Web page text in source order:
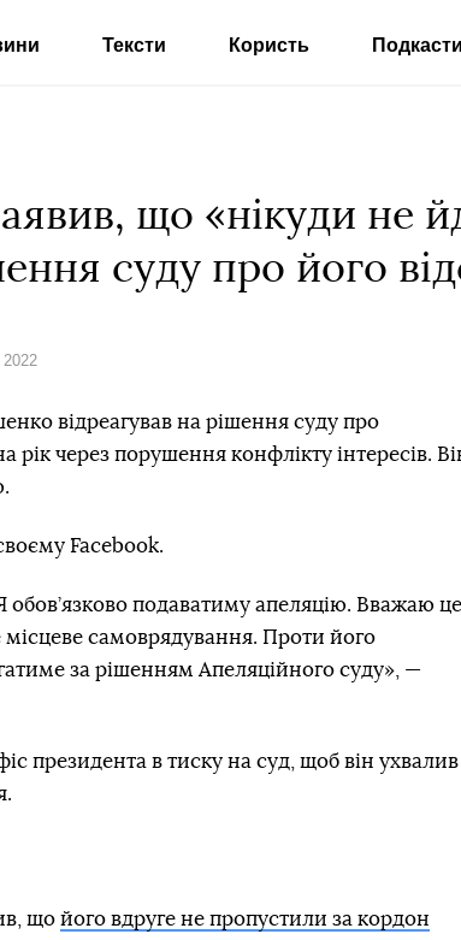
Тексти Користь Подкасти
що «нікуди не
суду про його
відреагував на рішення суду про
рік через порушення конфлікту інтересів.
Facebook.
подаватиму апеляцію. Вважаю це
місцеве самоврядування. Проти його
за рішенням Апеляційного суду», —
президента в тиску на суд, щоб він ухвалив
що його вдруге не пропустили за кордон